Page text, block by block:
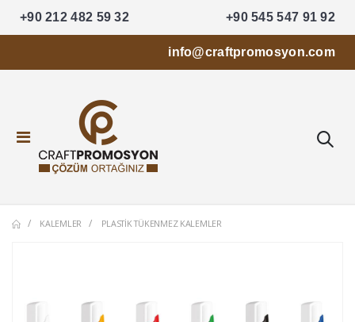
+90 212 482 59 32 +90 545 547 91 92
info@craftpromosyon.com
KALEMLER PLASTIK TÜKENMEZ KALEMLER